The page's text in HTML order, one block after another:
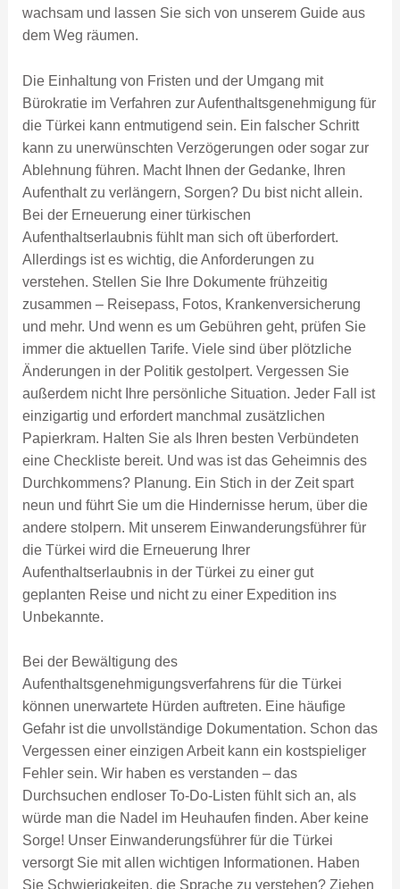
wachsam und lassen Sie sich von unserem Guide aus
dem Weg räumen.
Die Einhaltung von Fristen und der Umgang mit
Bürokratie im Verfahren zur Aufenthaltsgenehmigung für
die Türkei kann entmutigend sein. Ein falscher Schritt
kann zu unerwünschten Verzögerungen oder sogar zur
Ablehnung führen. Macht Ihnen der Gedanke, Ihren
Aufenthalt zu verlängern, Sorgen? Du bist nicht allein.
Bei der Erneuerung einer türkischen
Aufenthaltserlaubnis fühlt man sich oft überfordert.
Allerdings ist es wichtig, die Anforderungen zu
verstehen. Stellen Sie Ihre Dokumente frühzeitig
zusammen – Reisepass, Fotos, Krankenversicherung
und mehr. Und wenn es um Gebühren geht, prüfen Sie
immer die aktuellen Tarife. Viele sind über plötzliche
Änderungen in der Politik gestolpert. Vergessen Sie
außerdem nicht Ihre persönliche Situation. Jeder Fall ist
einzigartig und erfordert manchmal zusätzlichen
Papierkram. Halten Sie als Ihren besten Verbündeten
eine Checkliste bereit. Und was ist das Geheimnis des
Durchkommens? Planung. Ein Stich in der Zeit spart
neun und führt Sie um die Hindernisse herum, über die
andere stolpern. Mit unserem Einwanderungsführer für
die Türkei wird die Erneuerung Ihrer
Aufenthaltserlaubnis in der Türkei zu einer gut
geplanten Reise und nicht zu einer Expedition ins
Unbekannte.
Bei der Bewältigung des
Aufenthaltsgenehmigungsverfahrens für die Türkei
können unerwartete Hürden auftreten. Eine häufige
Gefahr ist die unvollständige Dokumentation. Schon das
Vergessen einer einzigen Arbeit kann ein kostspieliger
Fehler sein. Wir haben es verstanden – das
Durchsuchen endloser To-Do-Listen fühlt sich an, als
würde man die Nadel im Heuhaufen finden. Aber keine
Sorge! Unser Einwanderungsführer für die Türkei
versorgt Sie mit allen wichtigen Informationen. Haben
Sie Schwierigkeiten, die Sprache zu verstehen? Ziehen